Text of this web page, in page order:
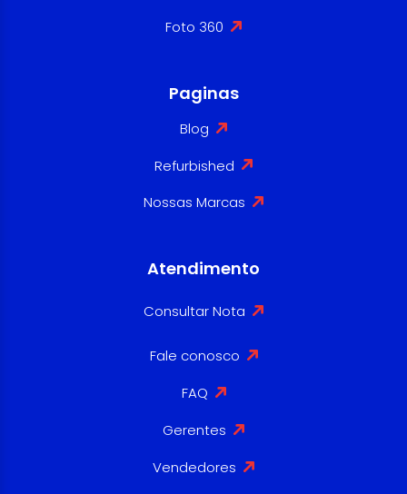
Foto 360
Paginas
Blog
Refurbished
Nossas Marcas
Atendimento
Consultar Nota
Fale conosco
FAQ
Gerentes
Vendedores